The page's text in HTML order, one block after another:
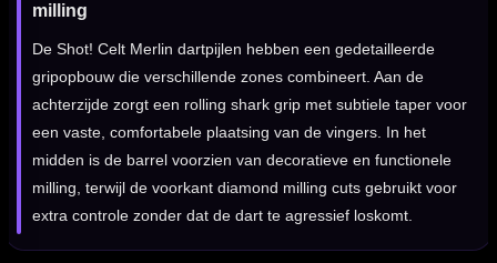
milling
De Shot! Celt Merlin dartpijlen hebben een gedetailleerde
gripopbouw die verschillende zones combineert. Aan de
achterzijde zorgt een rolling shark grip met subtiele taper voor
een vaste, comfortabele plaatsing van de vingers. In het
midden is de barrel voorzien van decoratieve en functionele
milling, terwijl de voorkant diamond milling cuts gebruikt voor
extra controle zonder dat de dart te agressief loskomt.